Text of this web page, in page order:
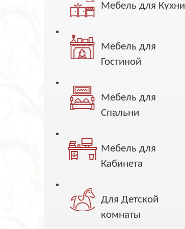
Мебель для Кухни
Мебель для
Гостиной
Мебель для
Спальни
Мебель для
Кабинета
Для Детской
комнаты